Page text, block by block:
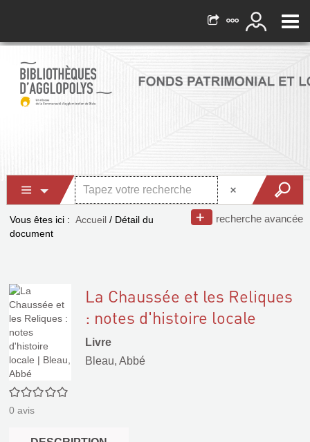
recherche avancée
Vous êtes ici : Accueil / Détail du
document
0/5
0 avis
La Chaussée et les Reliques
: notes d'histoire locale
Livre
Bleau, Abbé